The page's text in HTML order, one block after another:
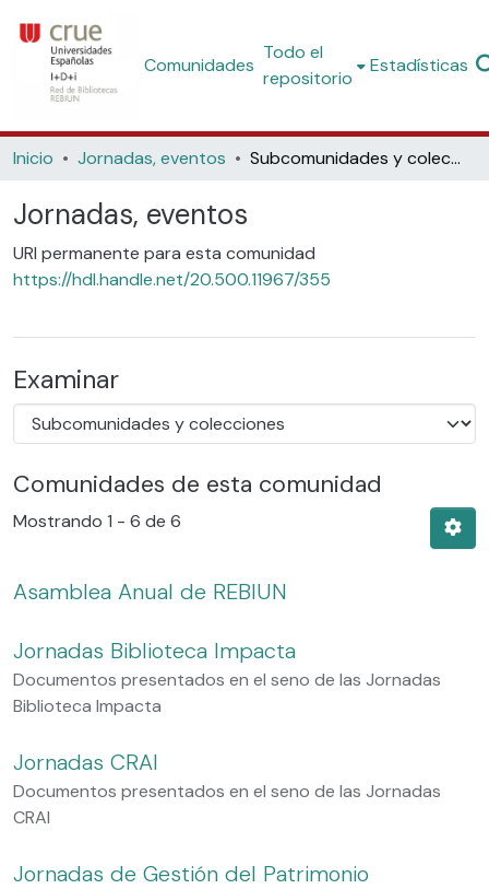
Comunidades
Todo el
repositorio
Estadísticas
Inicio Jornadas, eventos Subcomunidades y colecciones
Jornadas, eventos
URI permanente para esta comunidad
https://hdl.handle.net/20.500.11967/355
Examinar
Comunidades de esta comunidad
Mostrando 1 - 6 de 6
Asamblea Anual de REBIUN
Jornadas Biblioteca Impacta
Documentos presentados en el seno de las Jornadas
Biblioteca Impacta
Jornadas CRAI
Documentos presentados en el seno de las Jornadas
CRAI
Jornadas de Gestión del Patrimonio